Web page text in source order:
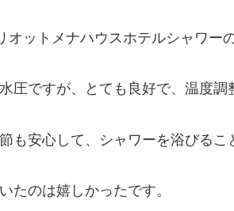
圧ですが、とても良好で、温度調
も安心して、シャワーを浴びるこ
たのは嬉しかったです。